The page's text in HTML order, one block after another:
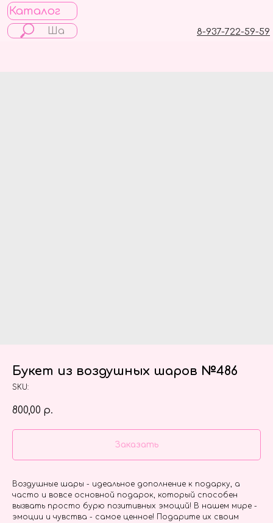
Каталог
8-937-722-59-59
Букет из воздушных шаров №486
SKU:
800,00 р.
Заказать
Воздушные шары - идеальное дополнение к подарку, а
часто и вовсе основной подарок, который способен
вызвать просто бурю позитивных эмоций! В нашем мире -
эмоции и чувства - самое ценное! Подарите их своим